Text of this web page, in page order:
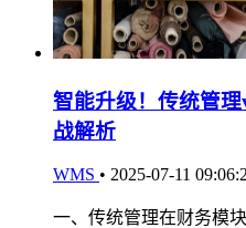
智能升级！传统管
战解析
WMS • 2025-07-11
一、传统管理在财务模